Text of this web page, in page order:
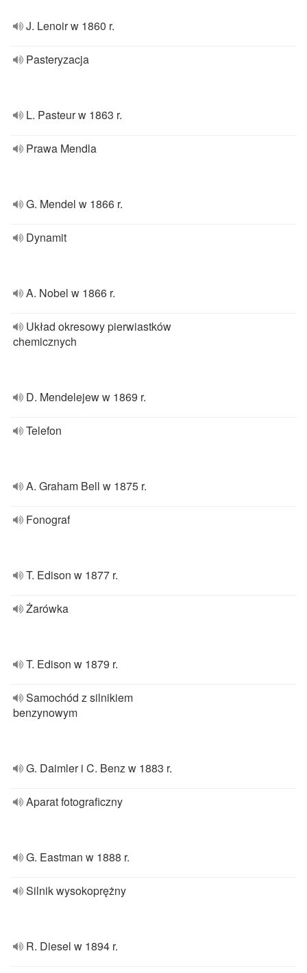
J. Lenoir w 1860 r.
Pasteryzacja
L. Pasteur w 1863 r.
Prawa Mendla
G. Mendel w 1866 r.
Dynamit
A. Nobel w 1866 r.
Układ okresowy pierwiastków
chemicznych
D. Mendelejew w 1869 r.
Telefon
A. Graham Bell w 1875 r.
Fonograf
T. Edison w 1877 r.
Żarówka
T. Edison w 1879 r.
Samochód z silnikiem
benzynowym
G. Daimler i C. Benz w 1883 r.
Aparat fotograficzny
G. Eastman w 1888 r.
Silnik wysokoprężny
R. Diesel w 1894 r.